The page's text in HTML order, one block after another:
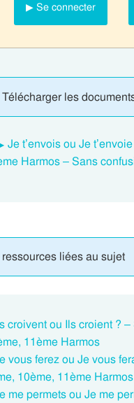
▶ Se connecter
Télécharger les
Je t’envois ou Je
Harmos – Sans
liées au sujet
croivent ou Ils croient ?
11ème Harmos
vous ferez ou Je vous
10ème, 11ème Harmos
me permets ou Je me